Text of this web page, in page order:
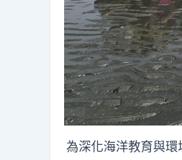
為深化海洋教育與